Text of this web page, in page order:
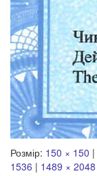
Розмір: 150 × 150 |
1536 | 1489 × 2048